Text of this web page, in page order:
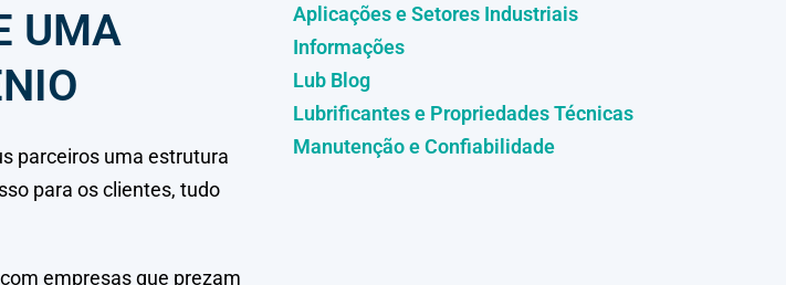
UMA
parceiros uma estrutura
para os clientes, tudo
empresas que prezam
Aplicações e Setores Industriais
Informações
Lub Blog
Lubrificantes e Propriedades Técnicas
Manutenção e Confiabilidade